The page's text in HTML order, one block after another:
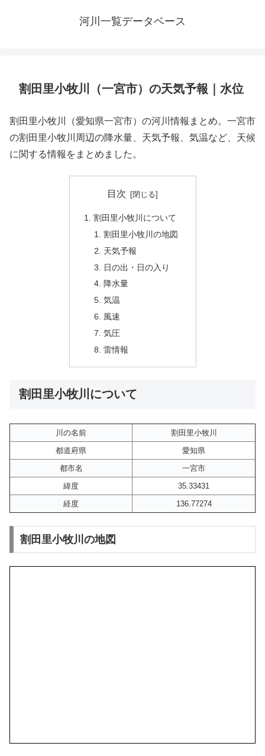
河川一覧データベース
割田里小牧川（一宮市）の天気予報｜水位
割田里小牧川（愛知県一宮市）の河川情報まとめ。一宮市
の割田里小牧川周辺の降水量、天気予報、気温など、天候
に関する情報をまとめました。
目次
割田里小牧川について
割田里小牧川の地図
天気予報
日の出・日の入り
降水量
気温
風速
気圧
雷情報
割田里小牧川について
川の名前
割田里小牧川
都道府県
愛知県
都市名
一宮市
緯度
35.33431
経度
136.77274
割田里小牧川の地図